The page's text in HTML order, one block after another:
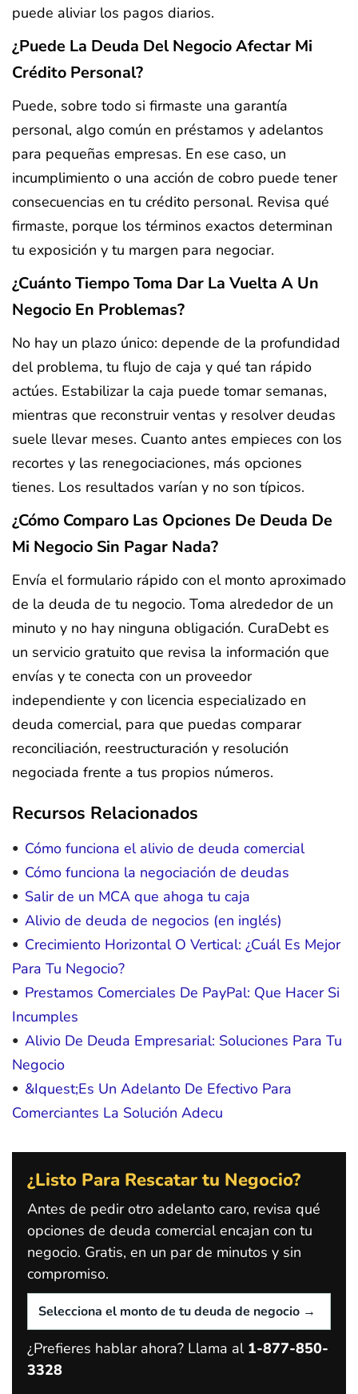
puede aliviar los pagos diarios.
¿Puede La Deuda Del Negocio Afectar Mi
Crédito Personal?
Puede, sobre todo si firmaste una garantía
personal, algo común en préstamos y adelantos
para pequeñas empresas. En ese caso, un
incumplimiento o una acción de cobro puede tener
consecuencias en tu crédito personal. Revisa qué
firmaste, porque los términos exactos determinan
tu exposición y tu margen para negociar.
¿Cuánto Tiempo Toma Dar La Vuelta A Un
Negocio En Problemas?
No hay un plazo único: depende de la profundidad
del problema, tu flujo de caja y qué tan rápido
actúes. Estabilizar la caja puede tomar semanas,
mientras que reconstruir ventas y resolver deudas
suele llevar meses. Cuanto antes empieces con los
recortes y las renegociaciones, más opciones
tienes. Los resultados varían y no son típicos.
¿Cómo Comparo Las Opciones De Deuda De
Mi Negocio Sin Pagar Nada?
Envía el formulario rápido con el monto aproximado
de la deuda de tu negocio. Toma alrededor de un
minuto y no hay ninguna obligación. CuraDebt es
un servicio gratuito que revisa la información que
envías y te conecta con un proveedor
independiente y con licencia especializado en
deuda comercial, para que puedas comparar
reconciliación, reestructuración y resolución
negociada frente a tus propios números.
Recursos Relacionados
Cómo funciona el alivio de deuda comercial
Cómo funciona la negociación de deudas
Salir de un MCA que ahoga tu caja
Alivio de deuda de negocios (en inglés)
Crecimiento Horizontal O Vertical: ¿Cuál Es Mejor
Para Tu Negocio?
Prestamos Comerciales De PayPal: Que Hacer Si
Incumples
Alivio De Deuda Empresarial: Soluciones Para Tu
Negocio
&Iquest;Es Un Adelanto De Efectivo Para
Comerciantes La Solución Adecu
¿Listo Para Rescatar tu Negocio?
Antes de pedir otro adelanto caro, revisa qué
opciones de deuda comercial encajan con tu
negocio. Gratis, en un par de minutos y sin
compromiso.
¿Prefieres hablar ahora? Llama al 1-877-850-
3328